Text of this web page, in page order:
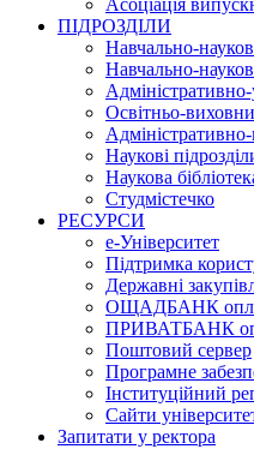
Асоціація
ПІДРОЗДІЛИ
Навчально-
Навчально-
Адміністративно-
Освітньо-
Адміністративно-
Наукові
Наукова
Студмістечко
РЕСУРСИ
е-Університет
Підтримка
Державні
ОЩАДБАНК
ПРИВАТБАНК
Поштовий сервер
Програмне
Інституційний
Сайти
Запитати у ректора